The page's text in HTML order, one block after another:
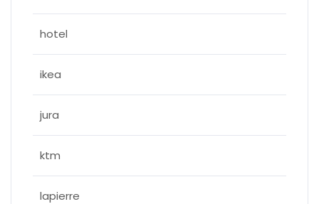
hotel
ikea
jura
ktm
lapierre